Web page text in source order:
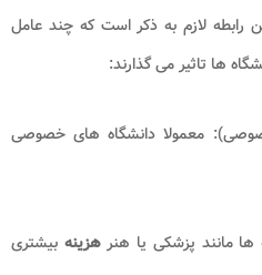
لازم به ذکر است که چند عامل
ها تاثیر می گذارند:
معمولا دانشگاه های خصوصی
مانند پزشکی یا هنرهزینه بیشتری